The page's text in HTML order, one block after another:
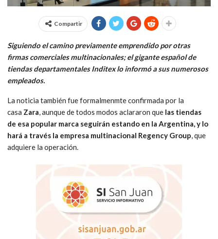
Compartir
Siguiendo el camino previamente emprendido por otras
firmas comerciales multinacionales; el gigante español de
tiendas departamentales Inditex lo informó a sus numerosos
empleados.
La noticia también fue formalmenmte confirmada por la
casa Zara , aunque de todos modos aclararon que las tiendas
de esa popular marca seguirán estando en la Argentina, y lo
hará a través la empresa multinacional Regency Group , que
adquiere la operación.